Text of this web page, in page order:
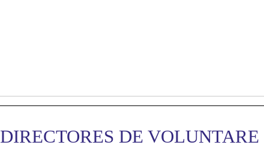
DIRECTORES DE VOLUNTARE